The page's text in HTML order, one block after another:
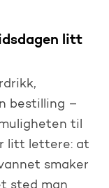
litt
bestilling –
til
litt lettere: at
smaker